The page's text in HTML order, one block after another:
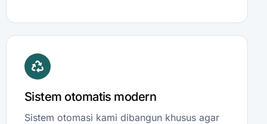
Sistem otomatis modern
Sistem otomasi kami dibangun khusus agar